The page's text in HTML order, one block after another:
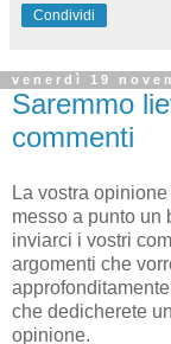
Condividi
venerdì 19
Saremmo
commenti
La vostra
messo a punto un
inviarci i vostri
argomenti che
che dedicherete
opinione.